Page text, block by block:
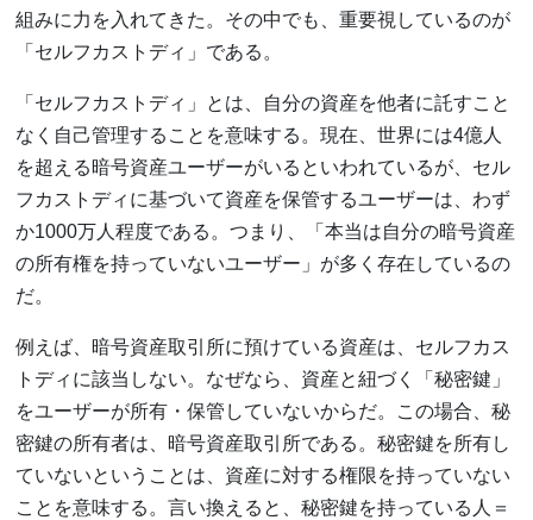
組みに力を入れてきた。その中でも、重要視しているのが
「セルフカストディ」である。
「セルフカストディ」とは、自分の資産を他者に託すこと
なく自己管理することを意味する。現在、世界には4億人
を超える暗号資産ユーザーがいるといわれているが、セル
フカストディに基づいて資産を保管するユーザーは、わず
か1000万人程度である。つまり、「本当は自分の暗号資産
の所有権を持っていないユーザー」が多く存在しているの
だ。
例えば、暗号資産取引所に預けている資産は、セルフカス
トディに該当しない。なぜなら、資産と紐づく「秘密鍵」
をユーザーが所有・保管していないからだ。この場合、秘
密鍵の所有者は、暗号資産取引所である。秘密鍵を所有し
ていないということは、資産に対する権限を持っていない
ことを意味する。言い換えると、秘密鍵を持っている人＝